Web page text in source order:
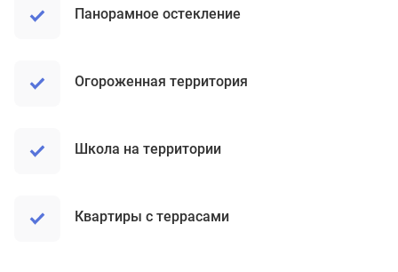
Панорамное остекление
Огороженная территория
Школа на территории
Квартиры с террасами